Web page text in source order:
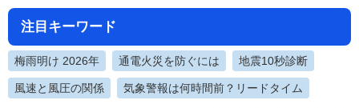
注目キーワード
梅雨明け 2026年 通電火災を防ぐには 地震10秒診断
風速と風圧の関係 気象警報は何時間前？リードタイム